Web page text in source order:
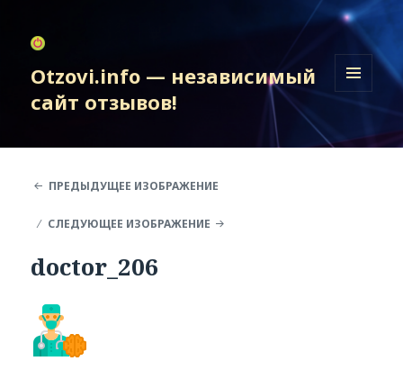
Otzovi.info — независимый
сайт отзывов!
ПРЕДЫДУЩЕЕ ИЗОБРАЖЕНИЕ
СЛЕДУЮЩЕЕ ИЗОБРАЖЕНИЕ
doctor_206